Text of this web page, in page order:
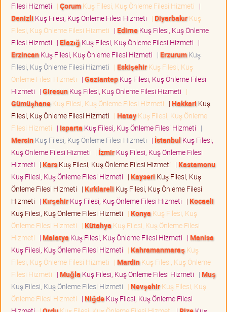
Filesi Hizmeti | ÇorumKuş Filesi, Kuş Önleme Filesi Hizmeti |
Denizli Kuş Filesi, Kuş Önleme Filesi Hizmeti | DiyarbakırKuş
Filesi, Kuş Önleme Filesi Hizmeti | EdirneKuş Filesi, Kuş Önleme
Filesi Hizmeti | Elazığ Kuş Filesi, Kuş Önleme Filesi Hizmeti |
ErzincanKuş Filesi, Kuş Önleme Filesi Hizmeti | ErzurumKuş
Filesi, Kuş Önleme Filesi Hizmeti | EskişehirKuş Filesi, Kuş
Önleme Filesi Hizmeti | GaziantepKuş Filesi, Kuş Önleme Filesi
Hizmeti | GiresunKuş Filesi, Kuş Önleme Filesi Hizmeti |
GümüşhaneKuş Filesi, Kuş Önleme Filesi Hizmeti | Hakkari Kuş
Filesi, Kuş Önleme Filesi Hizmeti | HatayKuş Filesi, Kuş Önleme
Filesi Hizmeti | Isparta Kuş Filesi, Kuş Önleme Filesi Hizmeti |
MersinKuş Filesi, Kuş Önleme Filesi Hizmeti | İstanbul Kuş Filesi,
Kuş Önleme Filesi Hizmeti | İzmirKuş Filesi, Kuş Önleme Filesi
Hizmeti | KarsKuş Filesi, Kuş Önleme Filesi Hizmeti | Kastamonu
Kuş Filesi, Kuş Önleme Filesi Hizmeti | Kayseri Kuş Filesi, Kuş
Önleme Filesi Hizmeti | Kırklareli Kuş Filesi, Kuş Önleme Filesi
Hizmeti | KırşehirKuş Filesi, Kuş Önleme Filesi Hizmeti | Kocaeli
Kuş Filesi, Kuş Önleme Filesi Hizmeti | Konya Kuş Filesi, Kuş
Önleme Filesi Hizmeti | Kütahya Kuş Filesi, Kuş Önleme Filesi
Hizmeti | Malatya Kuş Filesi, Kuş Önleme Filesi Hizmeti | Manisa
Kuş Filesi, Kuş Önleme Filesi Hizmeti | Kahramanmaraş Kuş
Filesi, Kuş Önleme Filesi Hizmeti | MardinKuş Filesi, Kuş Önleme
Filesi Hizmeti | Muğla Kuş Filesi, Kuş Önleme Filesi Hizmeti | Muş
Kuş Filesi, Kuş Önleme Filesi Hizmeti | NevşehirKuş Filesi, Kuş
Önleme Filesi Hizmeti | NiğdeKuş Filesi, Kuş Önleme Filesi